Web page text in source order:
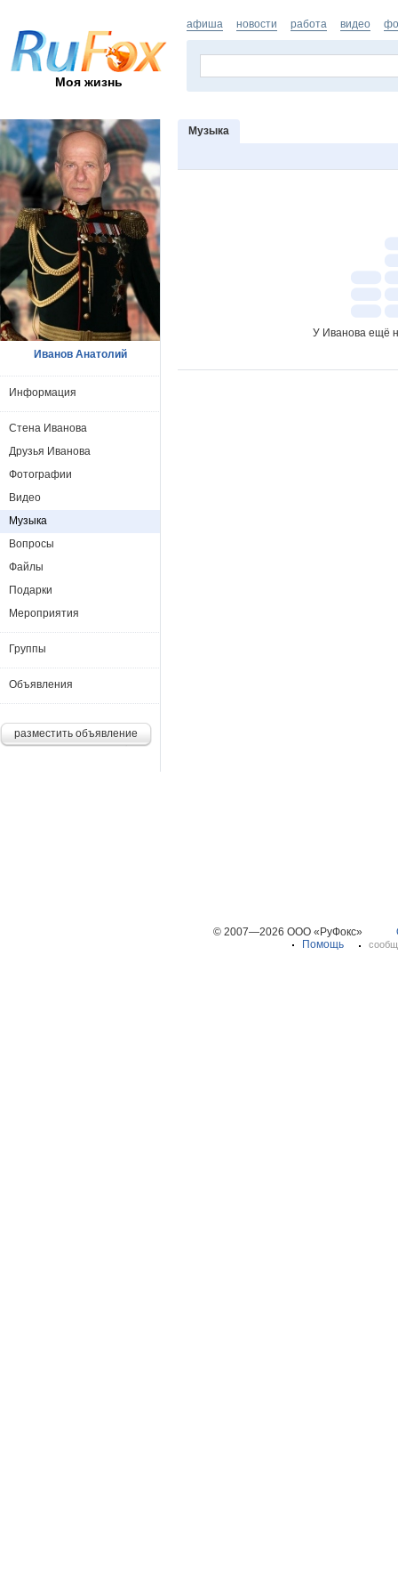
Моя жизнь
афиша новости работа видео
Музыка
У Иванова ещё
Иванов Анатолий
Информация
Стена Иванова
Друзья Иванова
Фотографии
Видео
Музыка
Вопросы
Файлы
Подарки
Мероприятия
Группы
Объявления
разместить объявление
© 2007—2026 ООО «РуФокс»
Помощь